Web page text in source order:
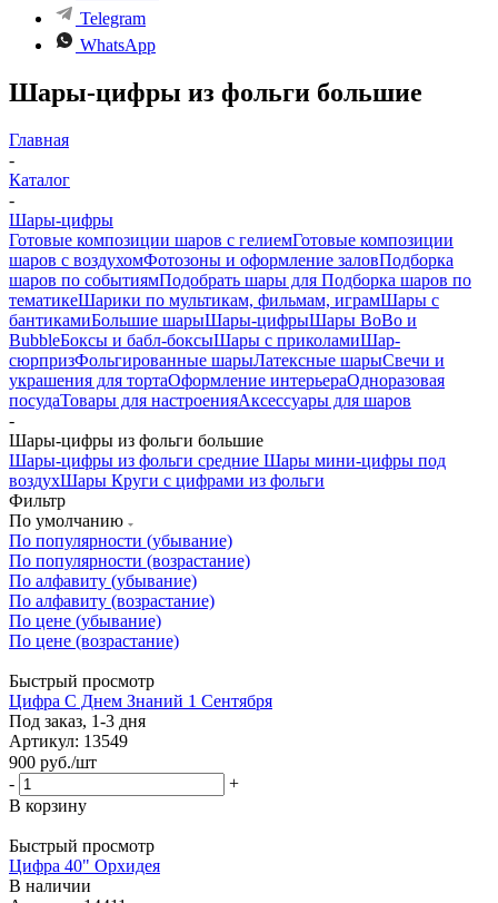
Telegram
WhatsApp
Шары-цифры из фольги большие
Главная
-
Каталог
-
Шары-цифры
Готовые композиции шаров с гелиемГотовые композиции
шаров с воздухомФотозоны и оформление заловПодборка
шаров по событиямПодобрать шары для Подборка шаров по
тематикеШарики по мультикам, фильмам, играмШары с
бантикамиБольшие шарыШары-цифрыШары BoBo и
BubbleБоксы и бабл-боксыШары с приколамиШар-
сюрпризФольгированные шарыЛатексные шарыСвечи и
украшения для тортаОформление интерьераОдноразовая
посудаТовары для настроенияАксессуары для шаров
-
Шары-цифры из фольги большие
Шары-цифры из фольги средние Шары мини-цифры под
воздухШары Круги с цифрами из фольги
Фильтр
По умолчанию
По популярности (убывание)
По популярности (возрастание)
По алфавиту (убывание)
По алфавиту (возрастание)
По цене (убывание)
По цене (возрастание)
Быстрый просмотр
Цифра С Днем Знаний 1 Сентября
Под заказ, 1-3 дня
Артикул: 13549
900 руб./шт
-
+
В корзину
Быстрый просмотр
Цифра 40" Орхидея
В наличии